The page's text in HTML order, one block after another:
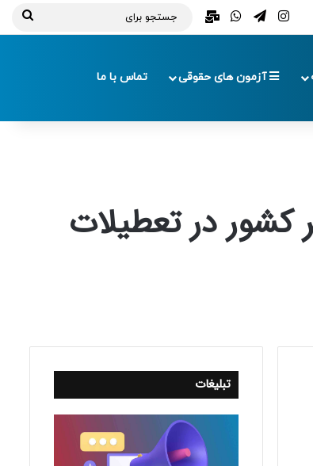
اینستاگرام
تلگرامواتس آپ
ایمیل
آزمون های حقوقی تماس با ما
کشور در تعطیلات
تبلیغات